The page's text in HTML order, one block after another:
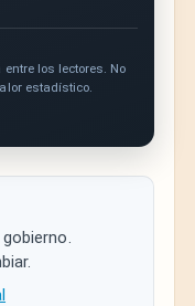
los lectores. No
estadístico.